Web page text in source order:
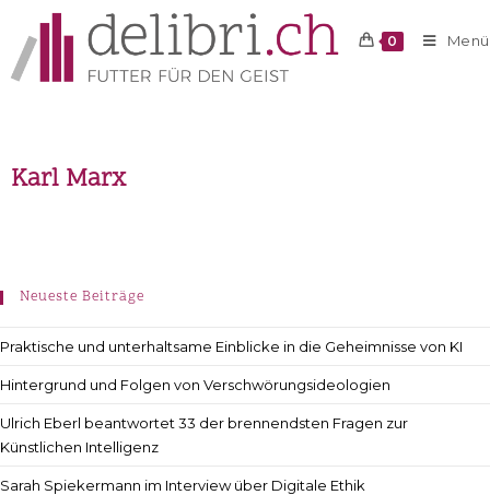
0 Menü
Karl Marx
Neueste Beiträge
Praktische und unterhaltsame Einblicke in die Geheimnisse von KI
Hintergrund und Folgen von Verschwörungsideologien
Ulrich Eberl beantwortet 33 der brennendsten Fragen zur
Künstlichen Intelligenz
Sarah Spiekermann im Interview über Digitale Ethik